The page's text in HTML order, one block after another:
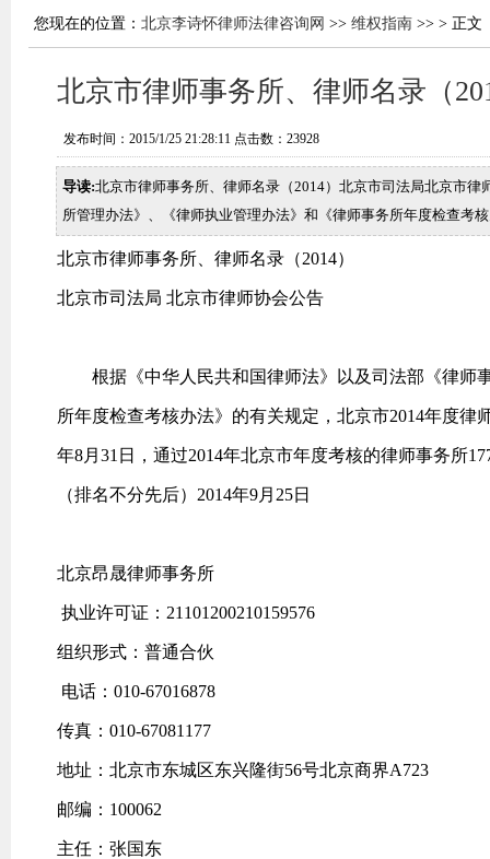
您现在的位置： 北京李诗怀律师法律咨询网 >> 维权指南 >> > 正文
北京市律师事务所、律师名录（
发布时间：2015/1/25 21:28:11 点击数： 23928
导读:北京市律师事务所、律师名录（2014）北京市司法局北京
所管理办法》、《律师执业管理办法》和《律师事务所年度检查考
北京市律师事务所、律师名录（2014）
北京市司法局 北京市律师协会公告
根据《中华人民共和国律师法》以及司法部《律师
所年度检查考核办法》的有关规定，北京市2014年度
年8月31日，通过2014年北京市年度考核的律师事务所
（排名不分先后）2014年9月25日
北京昂晟律师事务所
执业许可证：21101200210159576
组织形式：普通合伙
电话：010-67016878
传真：010-67081177
地址：北京市东城区东兴隆街56号北京商界A723
邮编：100062
主任：张国东